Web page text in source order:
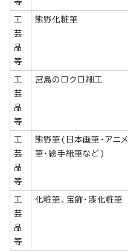
工
芸
品
等
熊野化粧筆
工
芸
品
等
宮島のロクロ細工
工
芸
品
等
熊野筆(日本画筆・アニメ
筆・絵手紙筆など)
工
芸
品
等
化粧筆、宝飾・漆化粧筆